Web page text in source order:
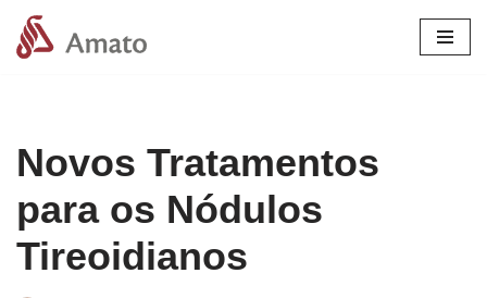
Pular
Novos Tratamentos
para os Nódulos
Tireoidianos